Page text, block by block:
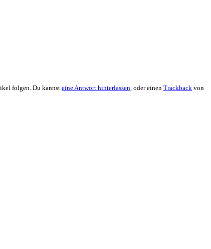
folgen. Du kannsteine Antwort hinterlassen , oder einen Trackback von